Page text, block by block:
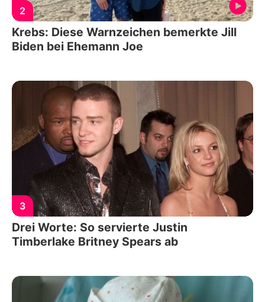
2
Krebs: Diese Warnzeichen bemerkte Jill
Biden bei Ehemann Joe
3
Drei Worte: So servierte Justin
Timberlake Britney Spears ab